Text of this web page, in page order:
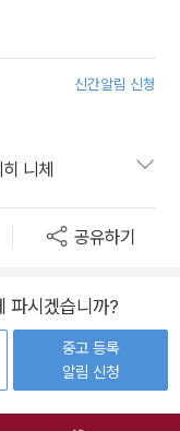
신간알림 신청
니체
공유하기
파시겠습니까?
중고 등록
알림 신청